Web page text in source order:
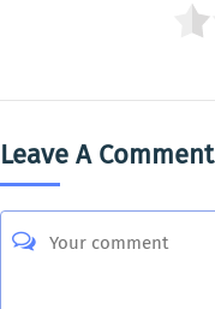
Leave A Comment